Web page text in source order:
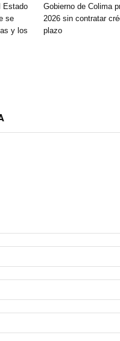
Estado
se
y los
Gobierno de Colima
2026 sin contratar
plazo